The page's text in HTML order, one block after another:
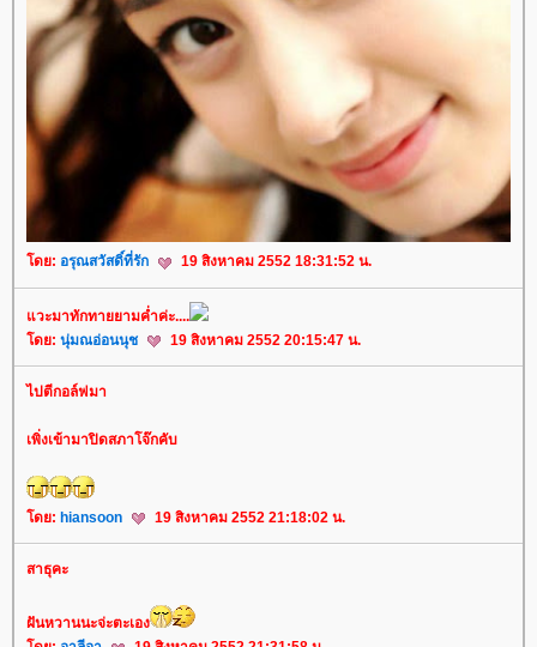
ดย: อรุณสวัสดิ์ที่รัก 19 สิงหาคม 2552 18:31:52 น.
วะมาทักทายยามค่ำค่ะ....
ดย: นุ่มณอ่อนนุช 19 สิงหาคม 2552 20:15:47 น.
ไปตีกอล์ฟมา
เพิ่งเข้ามาปิดสภาโจ๊กคับ
ดย: hiansoon 19 สิงหาคม 2552 21:18:02 น.
สาธุคะ
ฝันหวานนะจ่ะตะเอง